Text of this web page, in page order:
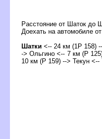
Расстояние от Шаток до
Доехать на автомобиле
Шатки <-- 24 км (1Р 158)
-> Ольгино <-- 7 км (Р
10 км (Р 159) --> Текун